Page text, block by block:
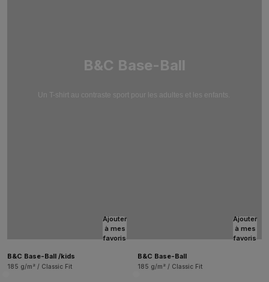
B&C Base-Ball
Un T-shirt au contraste sport pour les adultes et les enfants.
Ajouter
à mes
favoris
B&C Base-Ball /kids
185 g/m² / Classic Fit
Ajouter
à mes
favoris
B&C Base-Ball
185 g/m² / Classic Fit